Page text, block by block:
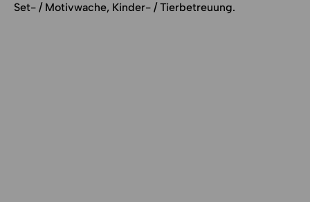
Set- / Motivwache, Kinder- / Tierbetreuung.